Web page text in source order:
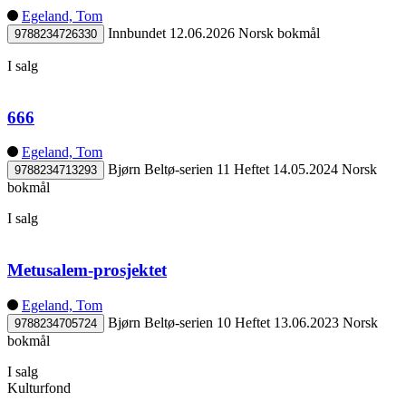
Egeland, Tom
9788234726330 Innbundet 12.06.2026 Norsk bokmål
I salg
666
Egeland, Tom
9788234713293 Bjørn Beltø-serien 11 Heftet 14.05.2024 Norsk
bokmål
I salg
Metusalem-prosjektet
Egeland, Tom
9788234705724 Bjørn Beltø-serien 10 Heftet 13.06.2023 Norsk
bokmål
I salg
Kulturfond